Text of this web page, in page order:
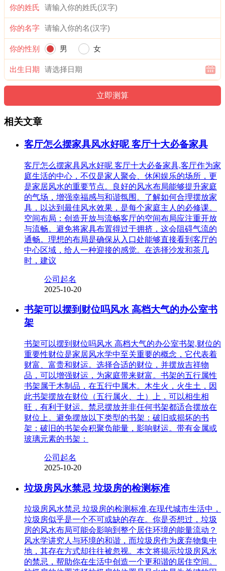
你的姓氏
你的名字
你的性别 男 女
出生日期
相关文章
客厅怎么摆家具风水好呢 客厅十大必备家具
客厅怎么摆家具风水好呢 客厅十大必备家具,客厅作为家
庭生活的中心，不仅是家人聚会、休闲娱乐的场所，更
是家居风水的重要节点。良好的风水布局能够提升家庭
的气场，增强幸福感与和谐氛围。了解如何合理摆放家
具，以达到最佳风水效果，是每个家庭主人的必修课。
空间布局：创造开放与流畅客厅的空间布局应注重开放
与流畅。避免将家具布置得过于拥挤，这会阻碍气流的
通畅。理想的布局是确保从入口处能够直接看到客厅的
中心区域，给人一种迎接的感觉。在选择沙发和茶几
时，建议
公司起名
2025-10-20
书架可以摆到财位吗风水 高档大气的办公室书
架
书架可以摆到财位吗风水 高档大气的办公室书架,财位的
重要性财位是家居风水学中至关重要的概念，它代表着
财富、富贵和财运。选择合适的财位，并摆放吉祥物
品，可以增强财运，为家庭带来财富。书架的五行属性
书架属于木制品，在五行中属木。木生火，火生土，因
此书架摆放在财位（五行属火、土）上，可以相生相
旺，有利于财运。禁忌摆放并非任何书架都适合摆放在
财位上。避免摆放以下类型的书架：破旧或损坏的书
架：破旧的书架会积聚负能量，影响财运。带有金属或
玻璃元素的书架：
公司起名
2025-10-20
垃圾房风水禁忌 垃圾房的检测标准
垃圾房风水禁忌 垃圾房的检测标准,在现代城市生活中，
垃圾房似乎是一个不可或缺的存在。你是否想过，垃圾
房的风水布局可能会影响到整个居住环境的能量流动？
风水学讲究人与环境的和谐，而垃圾房作为废弃物集中
地，其存在方式却往往被忽视。本文将揭示垃圾房风水
的禁忌，帮助你在生活中创造一个更和谐的居住空间。